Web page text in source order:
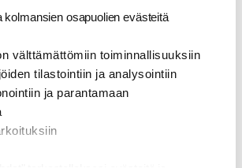
kolmansien osapuolien evästeitä
välttämättömiin toiminnallisuuksiin
tilastointiin ja analysointiin
ja parantamaan
todetaan vielä, että Basso
sekä
somevideoiden tekijänä viimeisen
tarpeeseemme tuoda musiikki
muille alustoillemme”, toteaa Basso
Riikka Reunanen tiedotteessa.